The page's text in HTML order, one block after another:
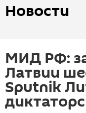
Новости
МИД РФ:
Латвии
Sputnik